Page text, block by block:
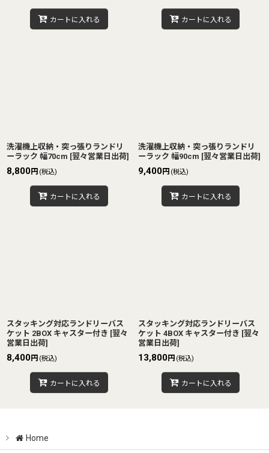
カートに入れる カートに入れる
洗濯機上収納・突っ張りランドリ
ーラック 幅70cm [翌々営業日出荷]
8,800円 (税込)
カートに入れる
洗濯機上収納・突っ張りランドリ
ーラック 幅90cm [翌々営業日出荷]
9,400円 (税込)
カートに入れる
スタッキング対応ランドリーバス
ケット 2BOX キャスター付き [翌々
営業日出荷]
8,400円 (税込)
カートに入れる
スタッキング対応ランドリーバス
ケット 4BOX キャスター付き [翌々
営業日出荷]
13,800円 (税込)
カートに入れる
Home